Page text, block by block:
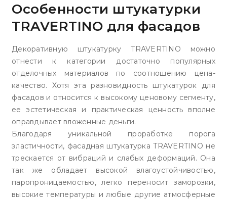
Особенности штукатурки
TRAVERTINO для фасадов
Декоративную штукатурку TRAVERTINO можно
отнести к категории достаточно популярных
отделочных материалов по соотношению цена-
качество. Хотя эта разновидность штукатурок для
фасадов и относится к высокому ценовому сегменту,
ее эстетическая и практическая ценность вполне
оправдывает вложенные деньги.
Благодаря уникальной проработке порога
эластичности, фасадная штукатурка TRAVERTINO не
трескается от вибраций и слабых деформаций. Она
так же обладает высокой влагоустойчивостью,
паропроницаемостью, легко переносит заморозки,
высокие температуры и любые другие атмосферные